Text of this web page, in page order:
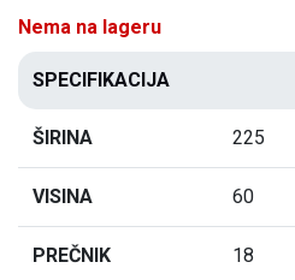
Nema na lageru
SPECIFIKACIJA
ŠIRINA 225
VISINA 60
PREČNIK 18